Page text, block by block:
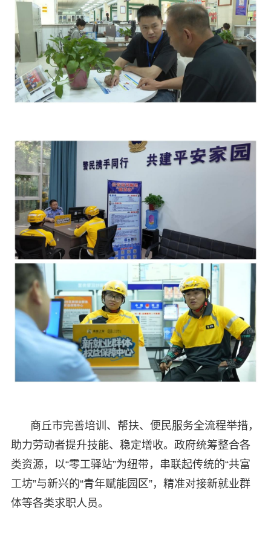
商丘市完善培训、帮扶、便民服务全流程举措，
助力劳动者提升技能、稳定增收。政府统筹整合各
类资源，以“零工驿站”为纽带，串联起传统的“共富
工坊”与新兴的“青年赋能园区”，精准对接新就业群
体等各类求职人员。